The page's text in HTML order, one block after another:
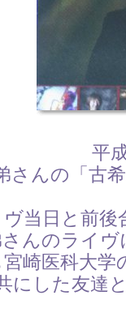
平
さんの「古
ヴ当日と前
さんのライ
崎医科大
にした友達